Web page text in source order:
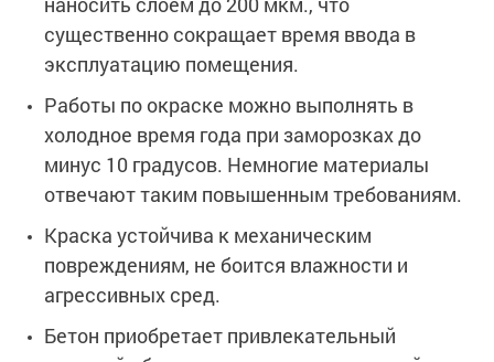
существенно сокращает время ввода в
эксплуатацию помещения.
Работы по окраске можно выполнять в
холодное время года при заморозках до
минус 10 градусов. Немногие материалы
отвечают таким повышенным требованиям.
Краска устойчива к механическим
повреждениям, не боится влажности и
агрессивных сред.
Бетон приобретает привлекательный